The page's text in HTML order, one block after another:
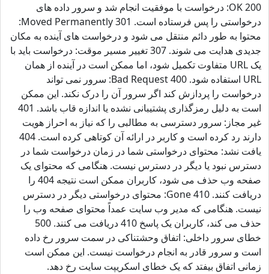
200 OK: درخواست با موفقیت انجام شد و سرور داده های
درخواستی را پس فرستاده است. 301 Moved Permanently:
محتوا به طور دائم منتقل می شود و درخواست های آینده به مکان
جدیدی هدایت می شوند. 307 تغییر مسیر موقت: درخواست باید با
یک URL متفاوت تکمیل شود، اما ممکن است در آینده از همان
URL استفاده شود. 400 Bad Request: سرور نمی تواند
درخواست را پردازش کند اگر سرور آن را درک نکند. این ممکن
است به دلیل رمزگذاری پشتیبانی نشده یا اندازه قاب باشد. 401
غیر مجاز: سرور دسترسی به مطالبی را که نیاز به احراز هویت
دارند رد کرده است و کاربر در ارائه آن کوتاهی کرده است. 404
یافت نشد: محتوای درخواستی شما در زمان درخواست شما در
دسترس نبود یا دیگر در دسترس نیست. هنگامی که محتوای یک
صفحه وب حذف می شود، کاربران ممکن است نتیجه 404 را
دریافت کنند. 410 Gone: محتوای درخواستی دیگر در دسترس
نیست. هنگامی که مدیر وب سایت عمداً محتوای صفحه وب را
حذف می کند، کاربران یک پاسخ 410 دریافت می کنند. 500
خطای سرور داخلی: اتفاق وحشتناکی در سمت سرور رخ داده
است و سرور قادر به انجام درخواست نیست. این ممکن است
زمانی اتفاق بیفتد که یک خطای اسکریپت سایت رخ دهد.